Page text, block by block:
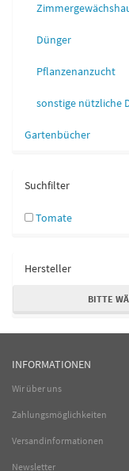
Dünger
Pflanzenanzucht
sonstige nützliche
Gartenbücher
Suchfilter
Tomate
Hersteller
BITTE
INFORMATIONEN
Wir über uns
Zahlungsmöglichkeiten
Versandinformationen
Newsletter